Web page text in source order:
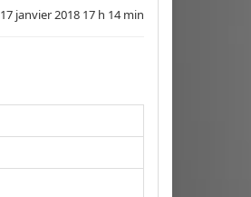
17 janvier 2018 17 h 14 min